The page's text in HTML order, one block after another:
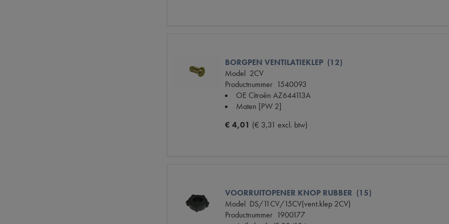
BORGPEN VENTILATIEKLEP (12)
Model 2CV
Productnummer 1540093
OE Citroën AZ644113A
Maten [PW 2]
€ 4,01 (€ 3,31 excl. btw)
VOORRUITOPENER KNOP RUBBER (15)
Model DS/11CV/15CV(vent.klep 2CV)
Productnummer 1900177